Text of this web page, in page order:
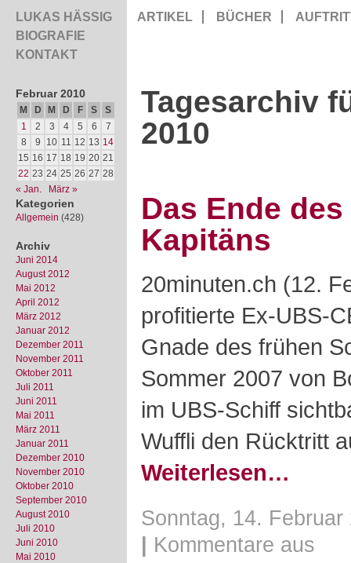
LUKAS HÄSSIG
BIOGRAFIE
KONTAKT
ARTIKEL BÜCHER
Februar 2010
M D M D F S
S
1
2 3 4 5 6
7
8
9 10 11 12 13 14
15 16 17 18 19 20 21
22 23 24 25 26 27 28
« Jan.
März »
Kategorien
Allgemein (428)
Archiv
Juni 2014
August 2012
Mai 2012
April 2012
März 2012
Januar 2012
Dezember 2011
November 2011
Oktober 2011
Juli 2011
Juni 2011
Mai 2011
März 2011
Januar 2011
Dezember 2010
November 2010
Oktober 2010
September 2010
August 2010
Juli 2010
Juni 2010
Mai 2010
Tagesarchiv
2010
Das Ende
Kapitäns
20minuten.ch (12.
profitierte Ex-UBS-
Gnade des frühen
Sommer 2007 von
im UBS-Schiff
Wuffli den Rücktritt
Weiterlesen…
Sonntag, 14.
Kommentare aus